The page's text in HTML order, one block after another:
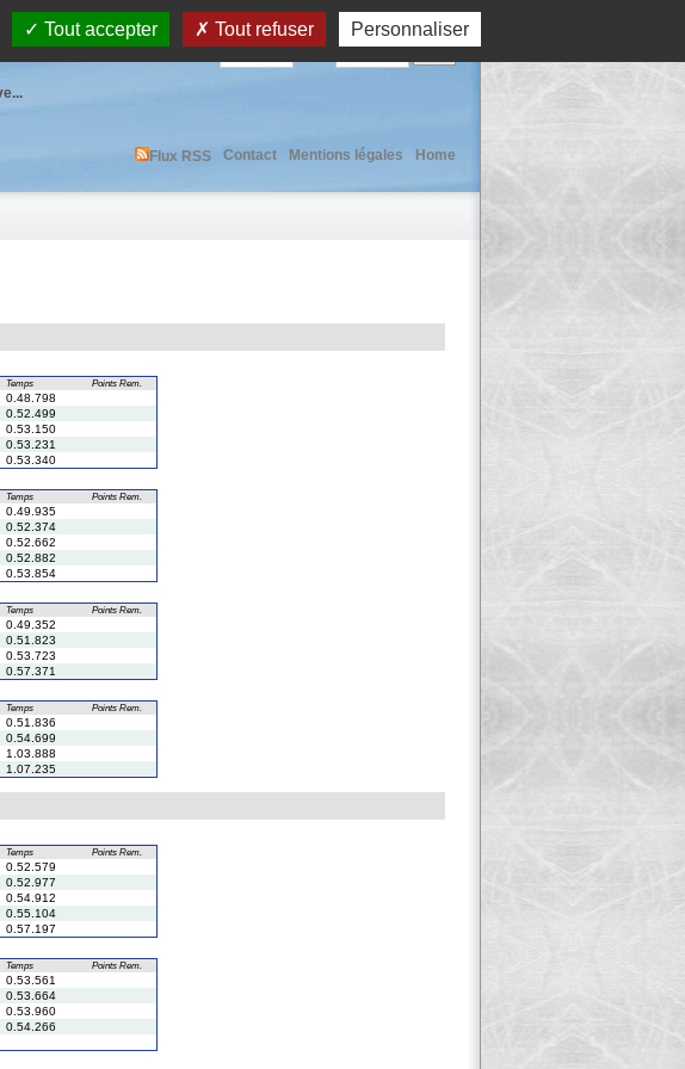
Tout accepter Tout refuser Personnaliser
Home
Mentions légales
Contact
Flux RSS
Temps Points Rem.
0.48.798
0.52.499
0.53.150
0.53.231
0.53.340
Temps Points Rem.
0.49.935
0.52.374
0.52.662
0.52.882
0.53.854
Temps Points Rem.
0.49.352
0.51.823
0.53.723
0.57.371
Temps Points Rem.
0.51.836
0.54.699
1.03.888
1.07.235
Temps Points Rem.
0.52.579
0.52.977
0.54.912
0.55.104
0.57.197
Temps Points Rem.
0.53.561
0.53.664
0.53.960
0.54.266